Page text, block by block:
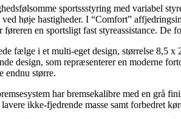
sportssstyring med variabel
høje hastigheder. I “Comfort”
en sportsligt fast styreassistance.
fælge i et multi-eget design, størrelse 8,5
design, som repræsenterer en moderne
endnu større.
har bremsekalibre med en grå
ikke-fjedrende masse samt forbedret